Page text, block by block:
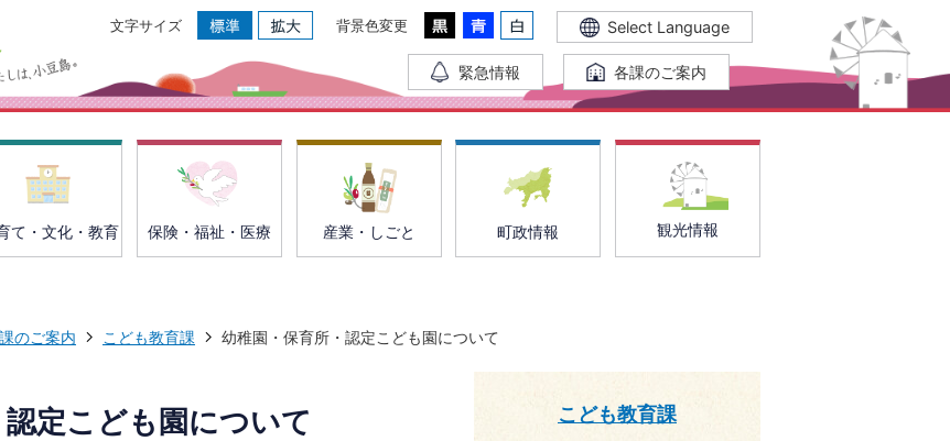
文字サイズ 背景色変更 Select Language
緊急情報 各課のご案内
て・文化・教育 保険・福祉・医療 産業・しごと 町政情報 観光情報
のご案内 こども教育課 幼稚園・保育所・認定こども園について
定こども園について こども教育課